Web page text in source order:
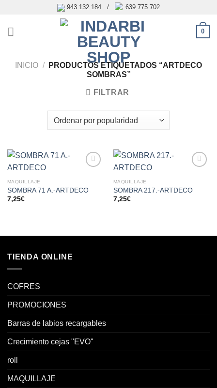
contenido
943 132 184 / 639 775 702
0
INICIO /
PRODUCTOS ETIQUETADOS “ARTDECO
SOMBRAS”
FILTRAR
lista de
deseos
MAQUILLAJE
SOMBRA 71 A.-ARTDECO
7,25€
lista de
deseos
MAQUILLAJE
SOMBRA 217.-ARTDECO
7,25€
TIENDA ONLINE
COFRES
PROMOCIONES
Barras de labios recargables
Crecimiento cejas "EVO"
roll
MAQUILLAJE